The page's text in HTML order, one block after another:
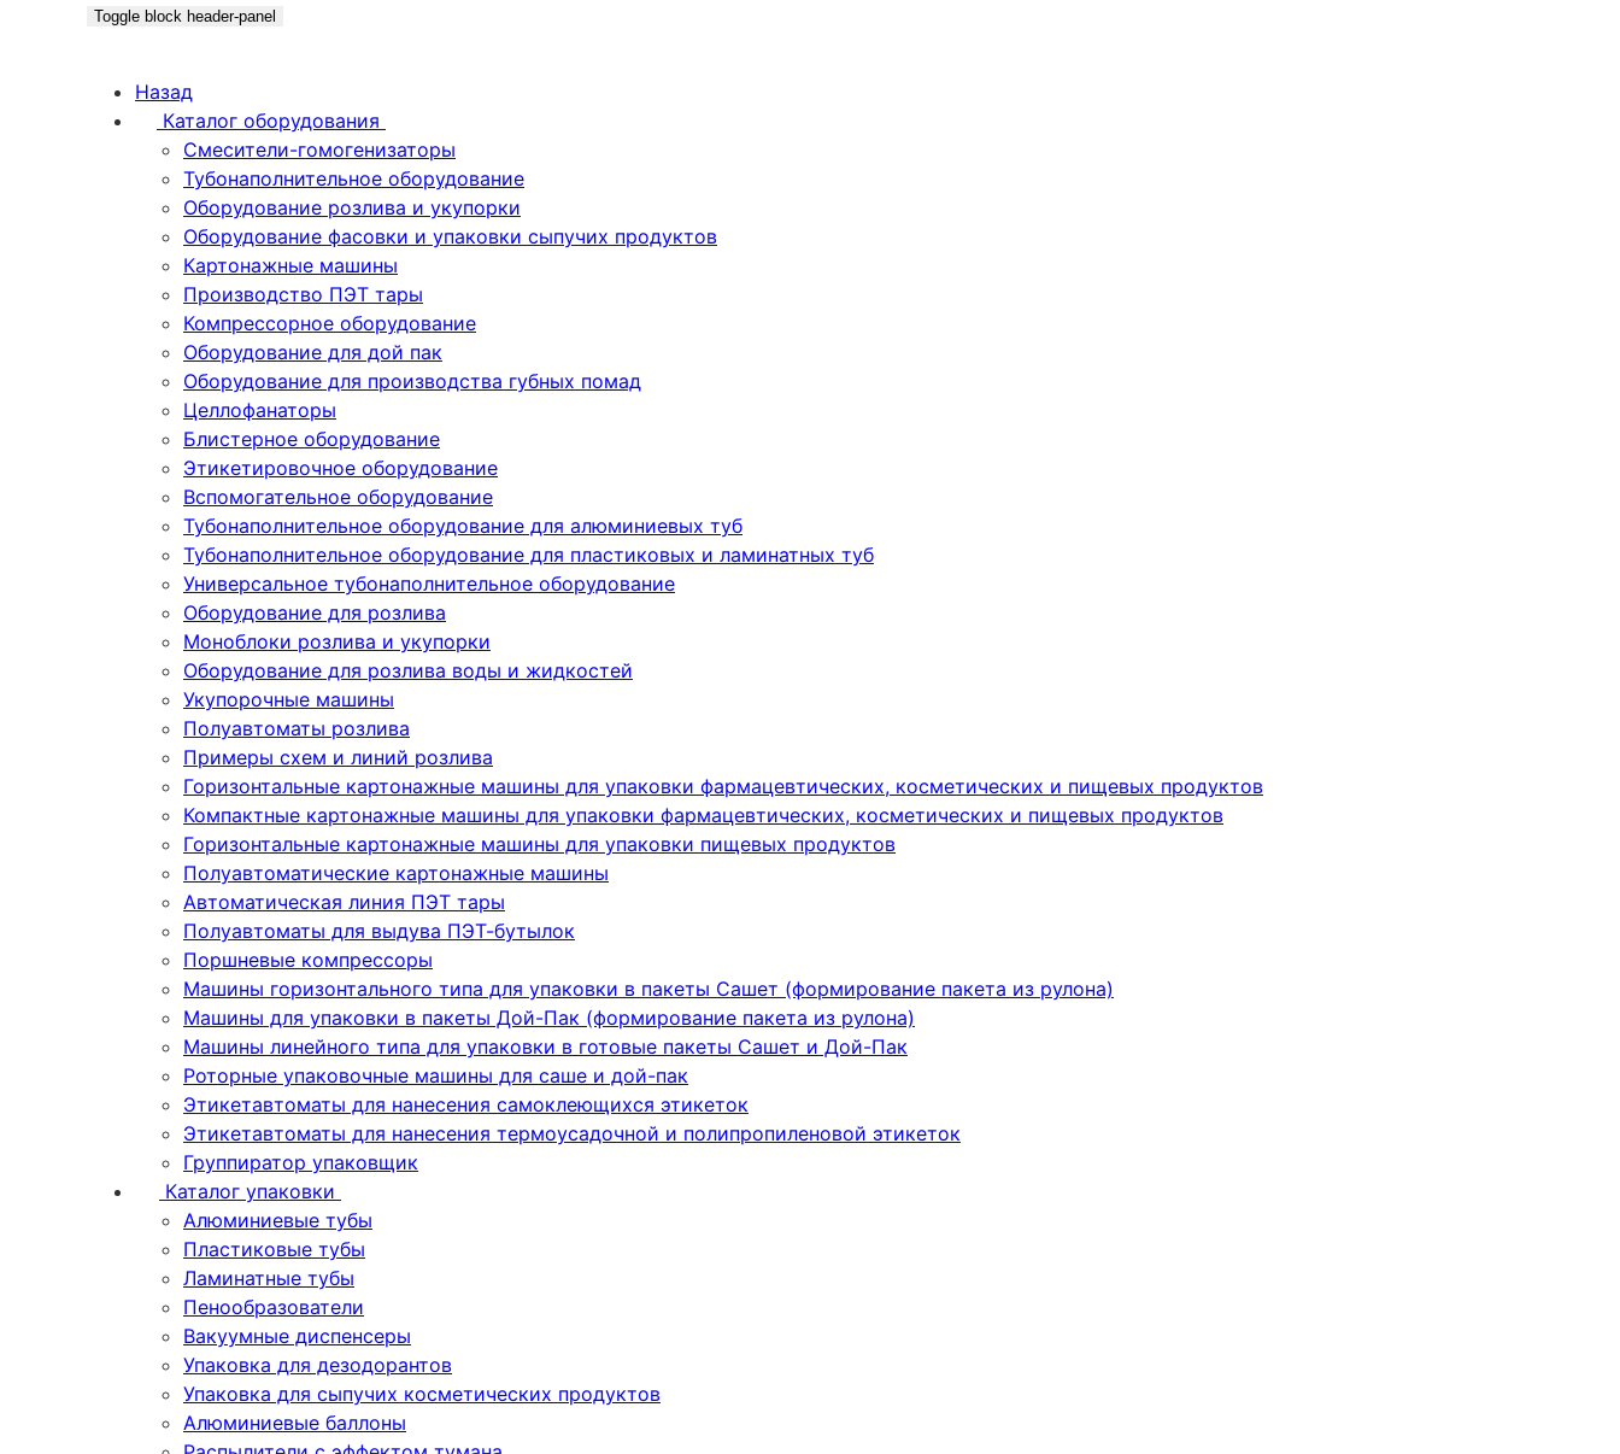
Toggle block header-panel
Назад
Каталог оборудования
Смесители-гомогенизаторы
Тубонаполнительное оборудование
Оборудование розлива и укупорки
Оборудование фасовки и упаковки сыпучих продуктов
Картонажные машины
Производство ПЭТ тары
Компрессорное оборудование
Оборудование для дой пак
Оборудование для производства губных помад
Целлофанаторы
Блистерное оборудование
Этикетировочное оборудование
Вспомогательное оборудование
Тубонаполнительное оборудование для алюминиевых туб
Тубонаполнительное оборудование для пластиковых и ламинатных туб
Универсальное тубонаполнительное оборудование
Оборудование для розлива
Моноблоки розлива и укупорки
Оборудование для розлива воды и жидкостей
Укупорочные машины
Полуавтоматы розлива
Примеры схем и линий розлива
Горизонтальные картонажные машины для упаковки фармацевтических, косметических и пищевых продуктов
Компактные картонажные машины для упаковки фармацевтических, косметических и пищевых продуктов
Горизонтальные картонажные машины для упаковки пищевых продуктов
Полуавтоматические картонажные машины
Автоматическая линия ПЭТ тары
Полуавтоматы для выдува ПЭТ-бутылок
Поршневые компрессоры
Машины горизонтального типа для упаковки в пакеты Сашет (формирование пакета из рулона)
Машины для упаковки в пакеты Дой-Пак (формирование пакета из рулона)
Машины линейного типа для упаковки в готовые пакеты Сашет и Дой-Пак
Роторные упаковочные машины для саше и дой-пак
Этикетавтоматы для нанесения самоклеющихся этикеток
Этикетавтоматы для нанесения термоусадочной и полипропиленовой этикеток
Группиратор упаковщик
Каталог упаковки
Алюминиевые тубы
Пластиковые тубы
Ламинатные тубы
Пенообразователи
Вакуумные диспенсеры
Упаковка для дезодорантов
Упаковка для сыпучих косметических продуктов
Алюминиевые баллоны